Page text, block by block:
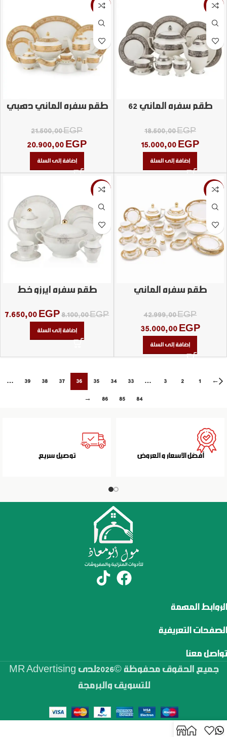
-19%
طقم سفره الماني 62
18.500,00EGP
15.000,00 EGP
إضافة إلى السلة
-3%
طقم سفره الماني دهبي
21.500,00EGP
20.900,00 EGP
إضافة إلى السلة
-19%
طقم سفره الماني
42.999,00EGP
35.000,00 EGP
إضافة إلى السلة
-6%
طقم سفره ايرزو خط
8.100,00EGP
7.650,00 EGP
إضافة إلى السلة
←
1
2
3
…
33
34
35
36
37
38
39
…
84
85
86
→
أفضل الاسعار و العروض توصيل سريع
الروابط المهمة
الصفحات التعريفية
تواصل معنا
جميع الحقوق محفوظة ©2026لدى MR Advertising
للتسويق والبرمجة